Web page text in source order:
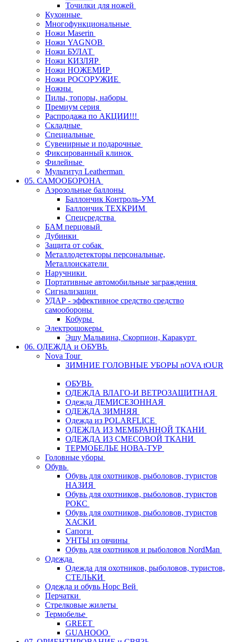
Точилки для ножей
Кухонные
Многофункциональные
Ножи Maserin
Ножи YAGNOB
Ножи БУЛАТ
Ножи КИЗЛЯР
Ножи НОЖЕМИР
Ножи РОСОРУЖИЕ
Ножны
Пилы, топоры, наборы
Премиум серия
Распродажа по АКЦИИ!!!
Складные
Специальные
Сувенирные и подарочные
Фиксированный клинок
Филейные
Мультитул Leatherman
05. САМООБОРОНА
Аэрозольные баллоны
Баллончик Контроль-УМ
Баллончик ТЕХКРИМ
Спецсредства
БАМ перцовый
Дубинки
Защита от собак
Металлодетекторы персональные,
Металлоискатели
Наручники
Портативные автомобильные заграждения
Сигнализации
УДАР - эффективное средство средство
самообороны
Кобуры
Электрошокеры
Эшу Мальвина, Скорпион, Каракурт
06. ОДЕЖДА и ОБУВЬ
Nova Tour
ЗИМНИЕ ГОЛОВНЫЕ УБОРЫ nOVA tOUR
ОБУВЬ
ОДЕЖДА ВЛАГО-И ВЕТРОЗАЩИТНАЯ
Одежда ДЕМИСЕЗОННАЯ
ОДЕЖДА ЗИМНЯЯ
Одежда из POLARFLICE
ОДЕЖДА ИЗ МЕМБРАННОЙ ТКАНИ
ОДЕЖДА ИЗ СМЕСОВОЙ ТКАНИ
ТЕРМОБЕЛЬЕ НОВА-ТУР
Головные уборы
Обувь
Обувь для охотников, рыболовов, туристов
НАЗИЯ
Обувь для охотников, рыболовов, туристов
РОКС
Обувь для охотников, рыболовов, туристов
ХАСКИ
Сапоги
УНТЫ из овчины
Обувь для охотников и рыболовов NordMan
Одежда
Одежда для охотников, рыболовов, туристов,
СТЕЛЬКИ
Одежда и обувь Норс Вей
Перчатки
Стрелковые жилеты
Термобелье
GREET
GUAHOOO